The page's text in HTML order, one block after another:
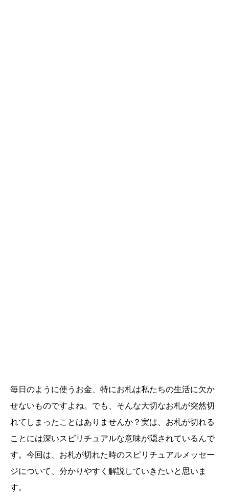
毎日のように使うお金、特にお札は私たちの生活に欠か
せないものですよね。でも、そんな大切なお札が突然切
れてしまったことはありませんか？実は、お札が切れる
ことには深いスピリチュアルな意味が隠されているんで
す。今回は、お札が切れた時のスピリチュアルメッセー
ジについて、分かりやすく解説していきたいと思いま
す。